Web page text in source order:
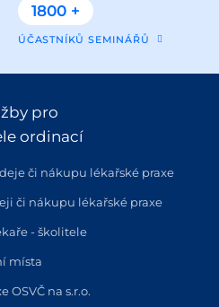
1800 +
ÚČASTNÍKŮ SEMINÁŘŮ
pro
ordinací
či nákupu lékařské praxe
či nákupu lékařské praxe
- školitele
místa
OSVČ na s.r.o.